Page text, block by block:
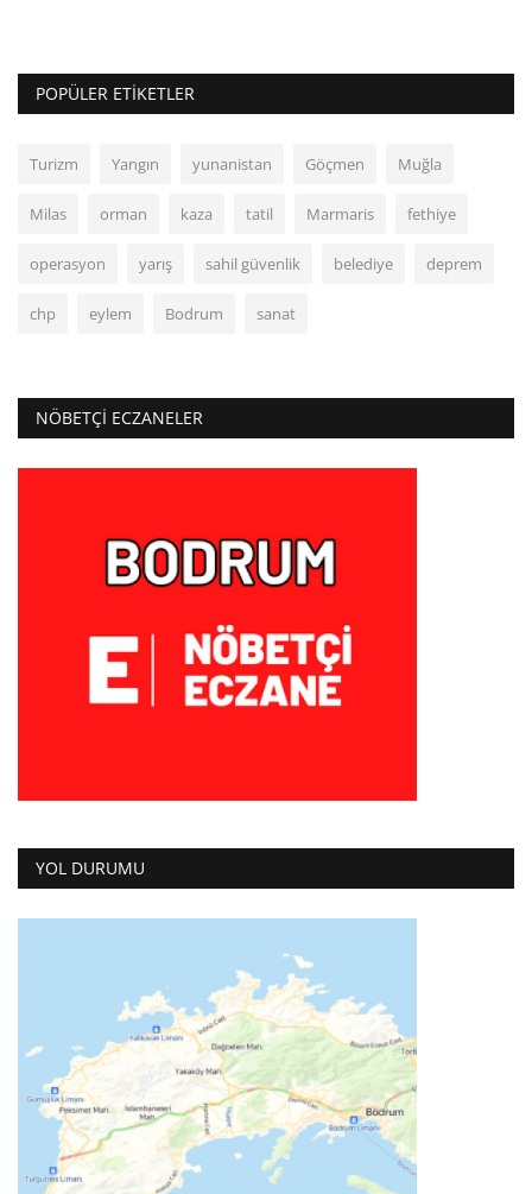
POPÜLER ETIKETLER
Turizm Yangın yunanistan Göçmen Muğla
Milas orman kaza tatil Marmaris fethiye
operasyon yarış sahil güvenlik belediye deprem
chp eylem Bodrum sanat
NÖBETÇI ECZANELER
YOL DURUMU